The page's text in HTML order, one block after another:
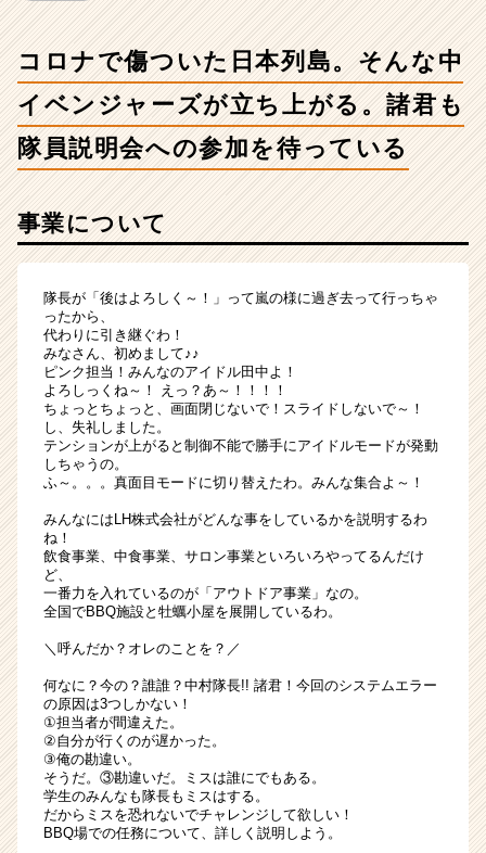
ジ
ャ
ー
が
が
諸
も
隊
員
説
会
へ
参
を
待
っ
い
る
|
ン
チ
ャ
ー・
成
コロナで傷ついた日本列島。そんな中
イベンジャーズが立ち上がる。諸君も
隊員説明会への参加を待っている
事業について
隊長が「後はよろしく～！」って嵐の様に過ぎ去って行っちゃ
ったから、
代わりに引き継ぐわ！
みなさん、初めまして♪♪
ピンク担当！みんなのアイドル田中よ！
よろしっくね～！ えっ？あ～！！！！
ちょっとちょっと、画面閉じないで！スライドしないで～！
し、失礼しました。
テンションが上がると制御不能で勝手にアイドルモードが発動
しちゃうの。
ふ～。。。真面目モードに切り替えたわ。みんな集合よ～！
みんなにはLH株式会社がどんな事をしているかを説明するわ
ね！
飲食事業、中食事業、サロン事業といろいろやってるんだけ
ど、
一番力を入れているのが「アウトドア事業」なの。
全国でBBQ施設と牡蠣小屋を展開しているわ。
＼呼んだか？オレのことを？／
何なに？今の？誰誰？中村隊長!! 諸君！今回のシステムエラー
の原因は3つしかない！
①担当者が間違えた。
②自分が行くのが遅かった。
③俺の勘違い。
そうだ。③勘違いだ。ミスは誰にでもある。
学生のみんなも隊長もミスはする。
だからミスを恐れないでチャレンジして欲しい！
BBQ場での任務について、詳しく説明しよう。